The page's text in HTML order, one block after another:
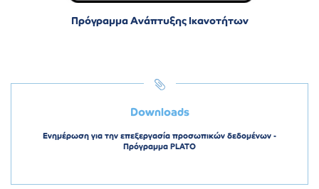
Πρόγραμμα Ανάπτυξης Ικανοτήτων
Downloads
Ενημέρωση για την επεξεργασία προσωπικών δεδομένων -
Πρόγραμμα PLATO